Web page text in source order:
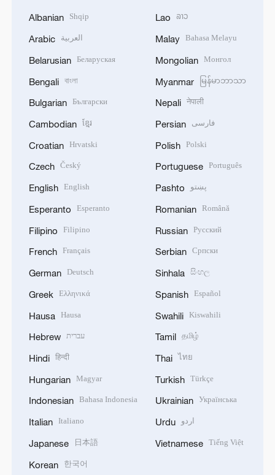
Albanian Shqip
Arabic العربية
Belarusian Беларуская
Bengali বাংলা
Bulgarian Български
Cambodian ខ្មែរ
Croatian Hrvatski
Czech Český
English English
Esperanto Esperanto
Filipino Filipino
French Français
German Deutsch
Greek Ελληνικά
Hausa Hausa
Hebrew עברית
Hindi हिन्दी
Hungarian Magyar
Indonesian Bahasa Indonesia
Italian Italiano
Japanese 日本語
Korean 한국어
Lao ລາວ
Malay Bahasa Melayu
Mongolian Монгол
Myanmar မြန်မာဘာသာ
Nepali नेपाली
Persian فارسی
Polish Polski
Portuguese Português
Pashto پښتو
Romanian Română
Russian Русский
Serbian Српски
Sinhala සිංහල
Spanish Español
Swahili Kiswahili
Tamil தமிழ்
Thai ไทย
Turkish Türkçe
Ukrainian Українська
Urdu اردو
Vietnamese Tiếng Việt